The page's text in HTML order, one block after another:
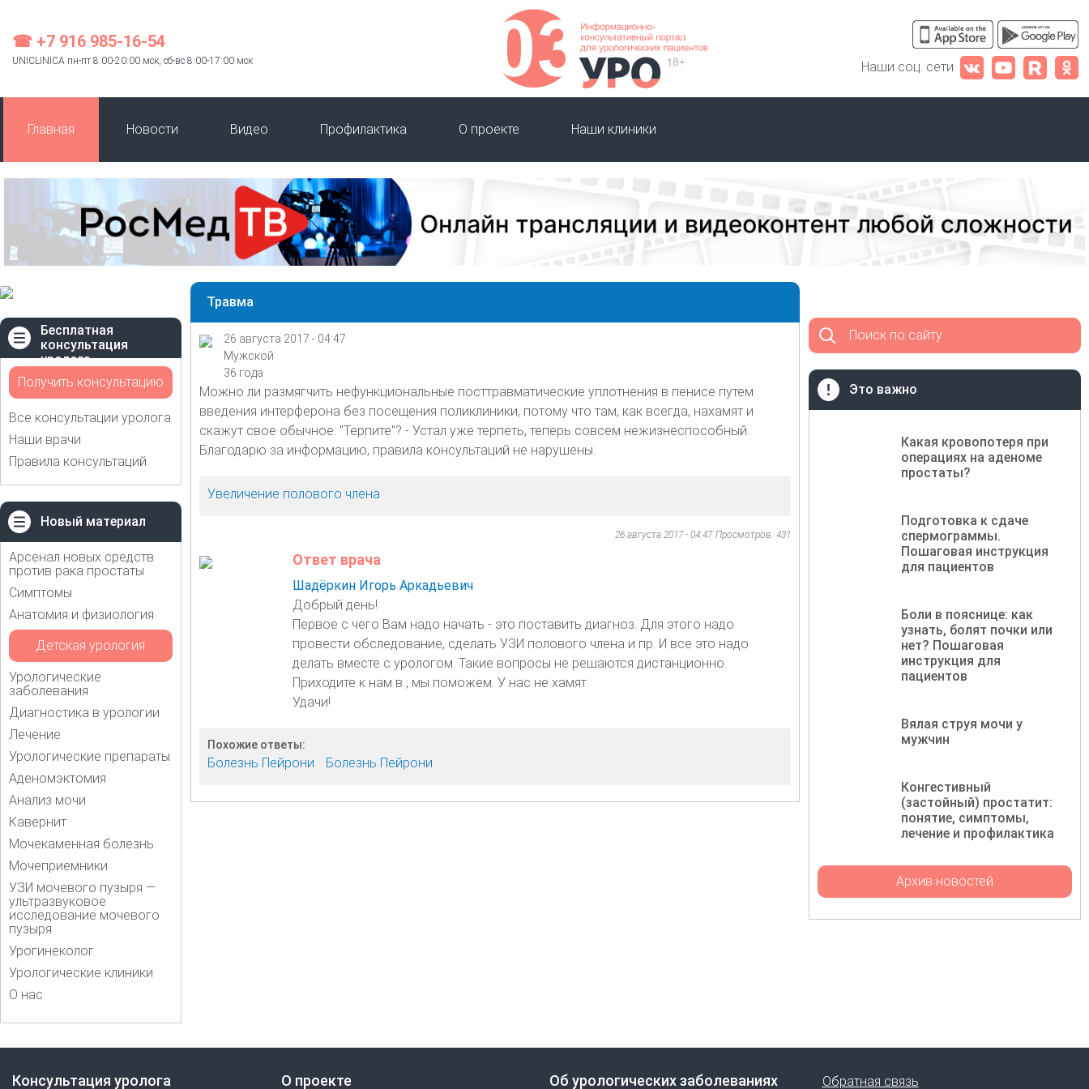
☎ +7 916 985-16-54
UNICLINICA пн-пт 8:00-20:00 мск, сб-вс 8:00-17:00 мск Наши соц. сети
Главная Новости Видео Профилактика О проекте Наши клиники
Бесплатная
консультация
уролога
Получить консультацию
Все консультации уролога
Наши врачи
Правила консультаций
Новый материал
Арсенал новых средств
против рака простаты
Симптомы
Анатомия и физиология
Детская урология
Урологические
заболевания
Диагностика в урологии
Лечение
Урологические препараты
Аденомэктомия
Анализ мочи
Кавернит
Мочекаменная болезнь
Мочеприемники
УЗИ мочевого пузыря —
ультразвуковое
исследование мочевого
пузыря
Урогинеколог
Урологические клиники
О нас
Травма
26 августа 2017 - 04:47
Мужской
36 года
Можно ли размягчить нефункциональные посттравматические уплотнения в пенисе путем
введения интерферона без посещения поликлиники, потому что там, как всегда, нахамят и
скажут свое обычное: "Терпите"? - Устал уже терпеть, теперь совсем нежизнеспособный.
Благодарю за информацию, правила консультаций не нарушены.
Увеличение полового члена
26 августа 2017 - 04:47 Просмотров: 431
Ответ врача
Шадёркин Игорь Аркадьевич
Добрый день!
Первое с чего Вам надо начать - это поставить диагноз. Для этого надо
провести обследование, сделать УЗИ полового члена и пр. И все это надо
делать вместе с урологом. Такие вопросы не решаются дистанционно.
Приходите к нам в , мы поможем. У нас не хамят.
Удачи!
Похожие ответы:
Болезнь Пейрони Болезнь Пейрони
Поиск по сайту
Это важно
Какая кровопотеря при
операциях на аденоме
простаты?
Подготовка к сдаче
спермограммы.
Пошаговая инструкция
для пациентов
Боли в пояснице: как
узнать, болят почки или
нет? Пошаговая
инструкция для
пациентов
Вялая струя мочи у
мужчин
Конгестивный
(застойный) простатит:
понятие, симптомы,
лечение и профилактика
Архив новостей
Консультация уролога О проекте Об урологических заболеваниях Обратная связь